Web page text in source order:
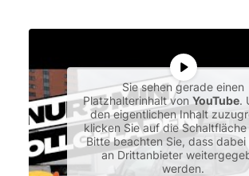
Sie sehen gerade einen
Platzhalterinhalt vonYouTube.
den eigentlichen Inhalt
klicken Sie auf die Schaltfläche
Bitte beachten Sie, dass dabei
an Drittanbieter
werden.